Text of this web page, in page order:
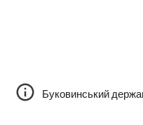
Буковинський